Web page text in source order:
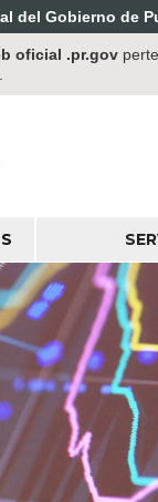
del Gobierno de
oficial .pr.gov